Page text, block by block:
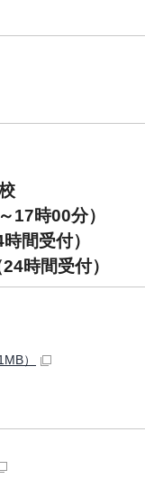
17時00分）
間受付）
時間受付）
）